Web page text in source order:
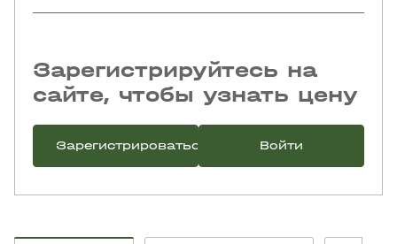
Зарегистрируйтесь на
сайте, чтобы узнать цену
Зарегистрироваться Войти